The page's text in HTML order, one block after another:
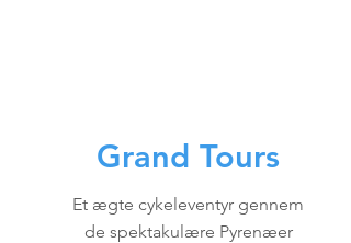
Grand Tours
Et ægte cykeleventyr gennem
de spektakulære Pyrenæer